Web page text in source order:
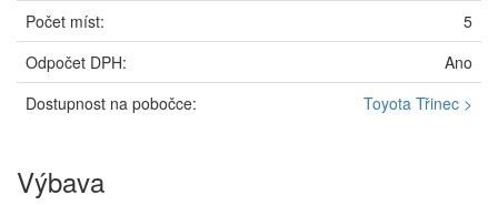
Počet míst:
5
Odpočet DPH:
Ano
Dostupnost na pobočce:
Toyota Třinec >
Výbava